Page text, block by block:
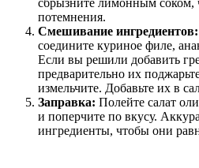
сбрызните лимонным соком,
потемнения.
Смешивание ингредиентов:
соедините куриное филе,
Если вы решили добавить
предварительно их
измельчите. Добавьте их в
Заправка: Полейте салат
и поперчите по вкусу.
ингредиенты, чтобы они